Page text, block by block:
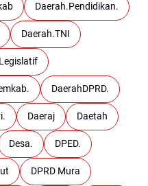
Daerah.Pendidikan.
Daerah.TNI
DaerahDPRD.
Daeraj Daetah
Desa. DPED.
DPRD Mura